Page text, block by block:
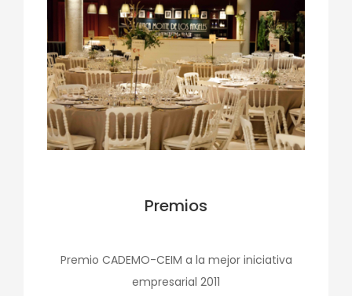
Premios
Premio CADEMO-CEIM a la mejor iniciativa
empresarial 2011